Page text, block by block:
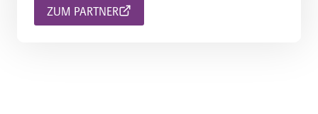
ZUM PARTNER